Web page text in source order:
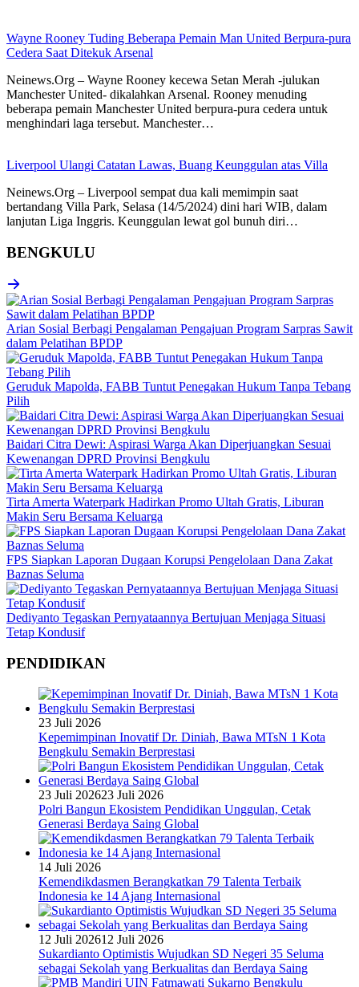
Wayne Rooney Tuding Beberapa Pemain Man United Berpura-pura
Cedera Saat Ditekuk Arsenal
Neinews.Org – Wayne Rooney kecewa Setan Merah -julukan
Manchester United- dikalahkan Arsenal. Rooney menuding
beberapa pemain Manchester United berpura-pura cedera untuk
menghindari laga tersebut. Manchester…
Liverpool Ulangi Catatan Lawas, Buang Keunggulan atas Villa
Neinews.Org – Liverpool sempat dua kali memimpin saat
bertandang Villa Park, Selasa (14/5/2024) dini hari WIB, dalam
lanjutan Liga Inggris. Keunggulan lewat gol bunuh diri…
BENGKULU
Arian Sosial Berbagi Pengalaman Pengajuan Program Sarpras Sawit
dalam Pelatihan BPDP
Geruduk Mapolda, FABB Tuntut Penegakan Hukum Tanpa Tebang
Pilih
Baidari Citra Dewi: Aspirasi Warga Akan Diperjuangkan Sesuai
Kewenangan DPRD Provinsi Bengkulu
Tirta Amerta Waterpark Hadirkan Promo Ultah Gratis, Liburan
Makin Seru Bersama Keluarga
FPS Siapkan Laporan Dugaan Korupsi Pengelolaan Dana Zakat
Baznas Seluma
Dediyanto Tegaskan Pernyataannya Bertujuan Menjaga Situasi
Tetap Kondusif
PENDIDIKAN
23 Juli 2026
Kepemimpinan Inovatif Dr. Diniah, Bawa MTsN 1 Kota
Bengkulu Semakin Berprestasi
23 Juli 202623 Juli 2026
Polri Bangun Ekosistem Pendidikan Unggulan, Cetak
Generasi Berdaya Saing Global
14 Juli 2026
Kemendikdasmen Berangkatkan 79 Talenta Terbaik
Indonesia ke 14 Ajang Internasional
12 Juli 202612 Juli 2026
Sukardianto Optimistis Wujudkan SD Negeri 35 Seluma
sebagai Sekolah yang Berkualitas dan Berdaya Saing